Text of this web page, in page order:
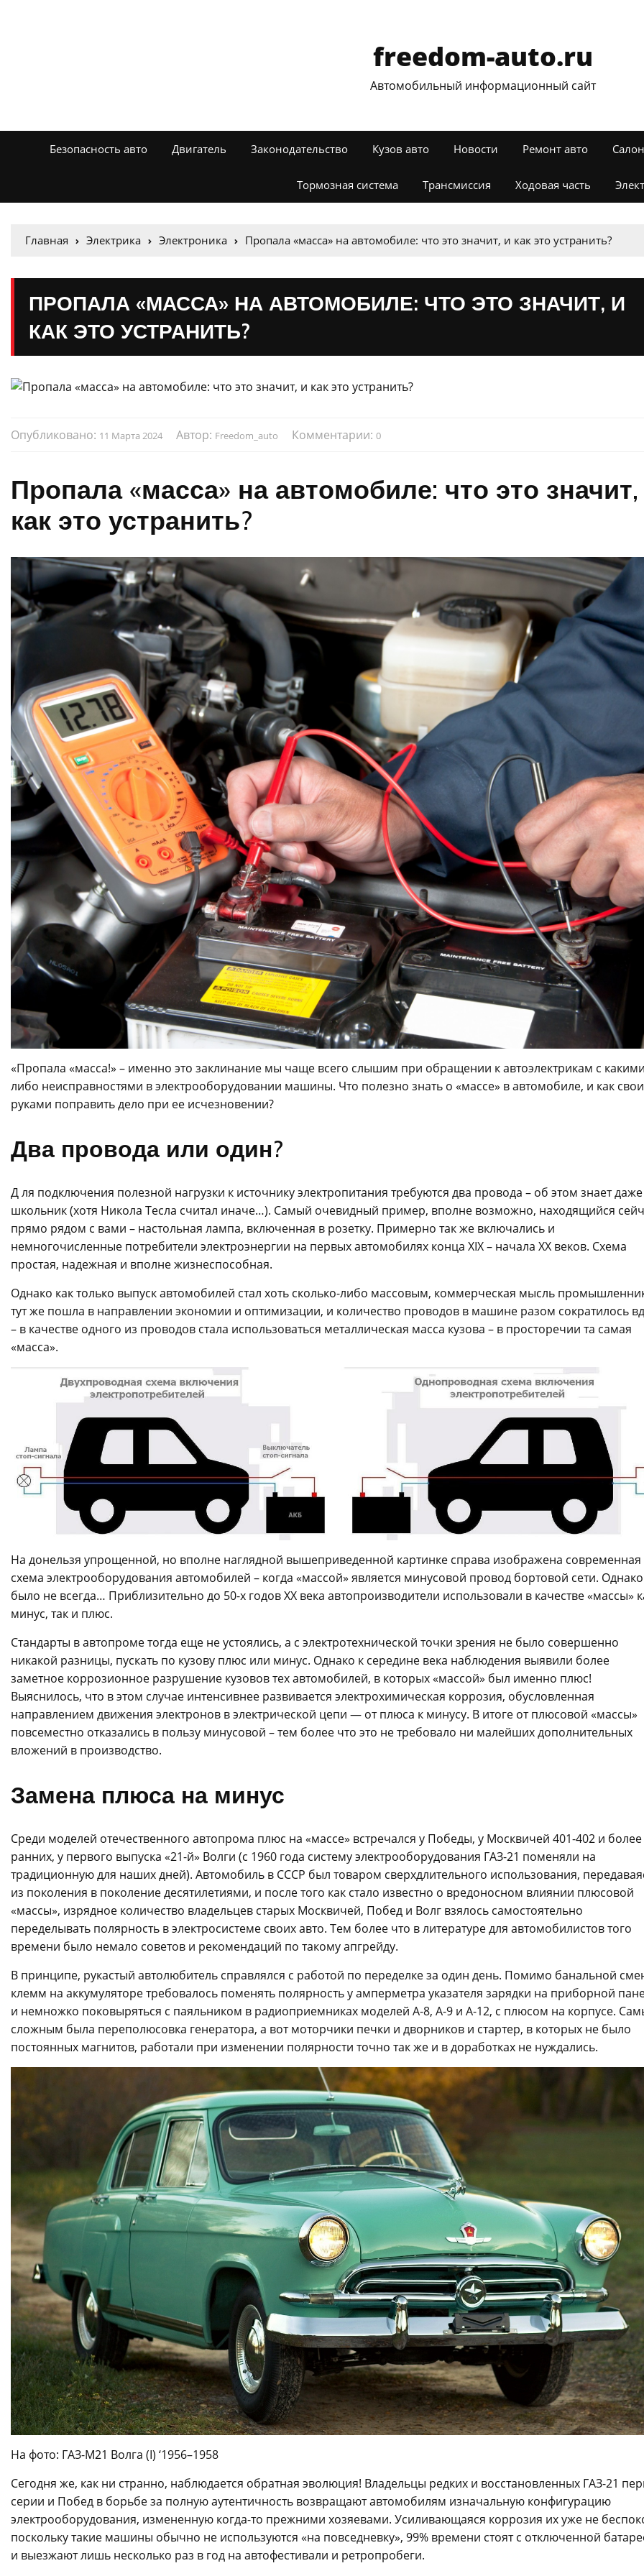
freedom-auto.ru
Автомобильный информационный сайт
Безопасность авто Двигатель Законодательство Кузов авто Новости Ремонт авто
Тормозная система Трансмиссия Ходовая часть
Главная Электрика Электроника Пропала «масса» на автомобиле: что это значит, и как это устранить?
ПРОПАЛА «МАССА» НА АВТОМОБИЛЕ: ЧТО ЭТО ЗНАЧИТ, И
КАК ЭТО УСТРАНИТЬ?
Опубликовано: 11 Марта 2024 Автор: Freedom_auto Комментарии: 0
Пропала «масса» на автомобиле: что это
как это устранить?
«Пропала «масса!» – именно это заклинание мы чаще всего слышим при обращении к автоэлектрикам с
либо неисправностями в электрооборудовании машины. Что полезно знать о «массе» в автомобиле, и как
руками поправить дело при ее исчезновении?
Два провода или один?
Д ля подключения полезной нагрузки к источнику электропитания требуются два провода – об этом знает даже
школьник (хотя Никола Тесла считал иначе…). Самый очевидный пример, вполне возможно, находящийся
прямо рядом с вами – настольная лампа, включенная в розетку. Примерно так же включались и
немногочисленные потребители электроэнергии на первых автомобилях конца XIX – начала XX веков. Схема
простая, надежная и вполне жизнеспособная.
Однако как только выпуск автомобилей стал хоть сколько-либо массовым, коммерческая мысль
тут же пошла в направлении экономии и оптимизации, и количество проводов в машине разом сократилось
– в качестве одного из проводов стала использоваться металлическая масса кузова – в просторечии та самая
«масса».
На донельзя упрощенной, но вполне наглядной вышеприведенной картинке справа изображена современная
схема электрооборудования автомобилей – когда «массой» является минусовой провод бортовой сети. Однако
было не всегда… Приблизительно до 50-х годов ХХ века автопроизводители использовали в качестве «массы»
минус, так и плюс.
Стандарты в автопроме тогда еще не устоялись, а с электротехнической точки зрения не было совершенно
никакой разницы, пускать по кузову плюс или минус. Однако к середине века наблюдения выявили более
заметное коррозионное разрушение кузовов тех автомобилей, в которых «массой» был именно плюс!
Выяснилось, что в этом случае интенсивнее развивается электрохимическая коррозия, обусловленная
направлением движения электронов в электрической цепи — от плюса к минусу. В итоге от плюсовой «массы»
повсеместно отказались в пользу минусовой – тем более что это не требовало ни малейших дополнительных
вложений в производство.
Замена плюса на минус
Среди моделей отечественного автопрома плюс на «массе» встречался у Победы, у Москвичей 401-402 и более
ранних, у первого выпуска «21-й» Волги (с 1960 года систему электрооборудования ГАЗ-21 поменяли на
традиционную для наших дней). Автомобиль в СССР был товаром сверхдлительного использования,
из поколения в поколение десятилетиями, и после того как стало известно о вредоносном влиянии плюсовой
«массы», изрядное количество владельцев старых Москвичей, Побед и Волг взялось самостоятельно
переделывать полярность в электросистеме своих авто. Тем более что в литературе для автомобилистов того
времени было немало советов и рекомендаций по такому апгрейду.
В принципе, рукастый автолюбитель справлялся с работой по переделке за один день. Помимо банальной
клемм на аккумуляторе требовалось поменять полярность у амперметра указателя зарядки на приборной
и немножко поковыряться с паяльником в радиоприемниках моделей А-8, А-9 и А-12, с плюсом на корпусе.
сложным была переполюсовка генератора, а вот моторчики печки и дворников и стартер, в которых не было
постоянных магнитов, работали при изменении полярности точно так же и в доработках не нуждались.
На фото: ГАЗ-М21 Волга (I) ‘1956–1958
Сегодня же, как ни странно, наблюдается обратная эволюция! Владельцы редких и восстановленных ГАЗ-21
серии и Побед в борьбе за полную аутентичность возвращают автомобилям изначальную конфигурацию
электрооборудования, измененную когда-то прежними хозяевами. Усиливающаяся коррозия их уже не
поскольку такие машины обычно не используются «на повседневку», 99% времени стоят с отключенной
и выезжают лишь несколько раз в год на автофестивали и ретропробеги.